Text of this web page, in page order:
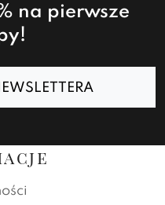
na pierwsze